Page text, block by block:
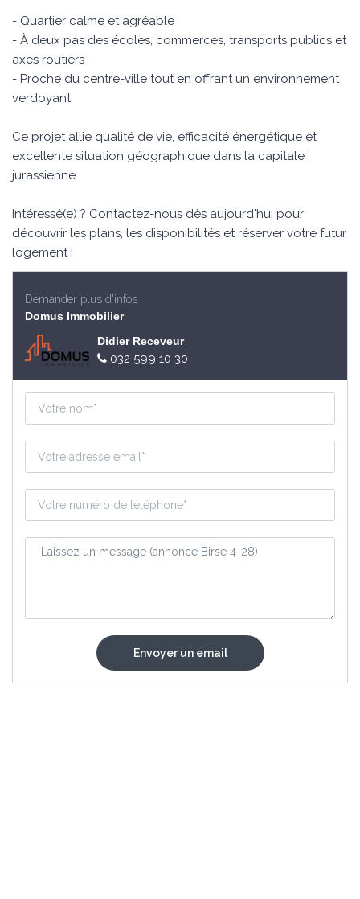
- Quartier calme et agréable
- À deux pas des écoles, commerces, transports publics et
axes routiers
- Proche du centre-ville tout en offrant un environnement
verdoyant
Ce projet allie qualité de vie, efficacité énergétique et
excellente situation géographique dans la capitale
jurassienne.
Intéressé(e) ? Contactez-nous dès aujourd'hui pour
découvrir les plans, les disponibilités et réserver votre futur
logement !
Demander plus d'infos
Domus Immobilier
Didier Receveur
032 599 10 30